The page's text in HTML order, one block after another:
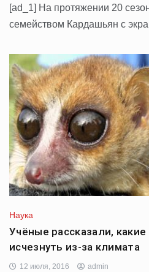
[ad_1] На протяжении 20
семейством Кардашьян с
Наука
Учёные рассказали,
исчезнуть из-за климата
12 июля, 2016 admin